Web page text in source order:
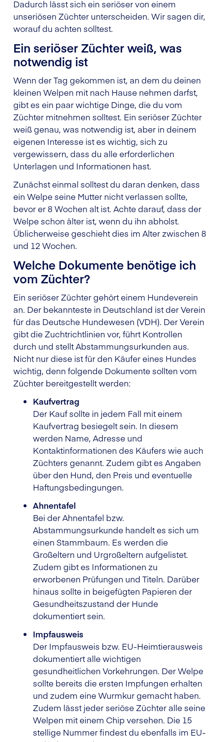
Dadurch lässt sich ein seriöser von einem
unseriösen Züchter unterscheiden. Wir sagen dir,
worauf du achten solltest.
Ein seriöser Züchter weiß, was
notwendig ist
Wenn der Tag gekommen ist, an dem du deinen
kleinen Welpen mit nach Hause nehmen darfst,
gibt es ein paar wichtige Dinge, die du vom
Züchter mitnehmen solltest. Ein seriöser Züchter
weiß genau, was notwendig ist, aber in deinem
eigenen Interesse ist es wichtig, sich zu
vergewissern, dass du alle erforderlichen
Unterlagen und Informationen hast.
Zunächst einmal solltest du daran denken, dass
ein Welpe seine Mutter nicht verlassen sollte,
bevor er 8 Wochen alt ist. Achte darauf, dass der
Welpe schon älter ist, wenn du ihn abholst.
Üblicherweise geschieht dies im Alter zwischen 8
und 12 Wochen.
Welche Dokumente benötige ich
vom Züchter?
Ein seriöser Züchter gehört einem Hundeverein
an. Der bekannteste in Deutschland ist der Verein
für das Deutsche Hundewesen (VDH). Der Verein
gibt die Zuchtrichtlinien vor, führt Kontrollen
durch und stellt Abstammungsurkunden aus.
Nicht nur diese ist für den Käufer eines Hundes
wichtig, denn folgende Dokumente sollten vom
Züchter bereitgestellt werden:
Kaufvertrag
Der Kauf sollte in jedem Fall mit einem
Kaufvertrag besiegelt sein. In diesem
werden Name, Adresse und
Kontaktinformationen des Käufers wie auch
Züchters genannt. Zudem gibt es Angaben
über den Hund, den Preis und eventuelle
Haftungsbedingungen.
Ahnentafel
Bei der Ahnentafel bzw.
Abstammungsurkunde handelt es sich um
einen Stammbaum. Es werden die
Großeltern und Urgroßeltern aufgelistet.
Zudem gibt es Informationen zu
erworbenen Prüfungen und Titeln. Darüber
hinaus sollte in beigefügten Papieren der
Gesundheitszustand der Hunde
dokumentiert sein.
Impfausweis
Der Impfausweis bzw. EU-Heimtierausweis
dokumentiert alle wichtigen
gesundheitlichen Vorkehrungen. Der Welpe
sollte bereits die ersten Impfungen erhalten
und zudem eine Wurmkur gemacht haben.
Zudem lässt jeder seriöse Züchter alle seine
Welpen mit einem Chip versehen. Die 15
stellige Nummer findest du ebenfalls im EU-